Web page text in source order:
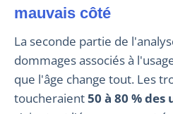
mauvais côté
La seconde partie de l'analyse recense les
dommages associés à
que l'âge change tout. Les
toucheraient50 à 80 %